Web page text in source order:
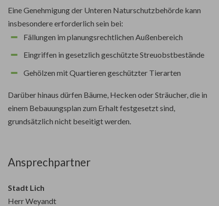
Eine Genehmigung der Unteren Naturschutzbehörde kann
insbesondere erforderlich sein bei:
Fällungen im planungsrechtlichen Außenbereich
Eingriffen in gesetzlich geschützte Streuobstbestände
Gehölzen mit Quartieren geschützter Tierarten
Darüber hinaus dürfen Bäume, Hecken oder Sträucher, die in
einem Bebauungsplan zum Erhalt festgesetzt sind,
grundsätzlich nicht beseitigt werden.
Ansprechpartner
Stadt Lich
Herr Weyandt